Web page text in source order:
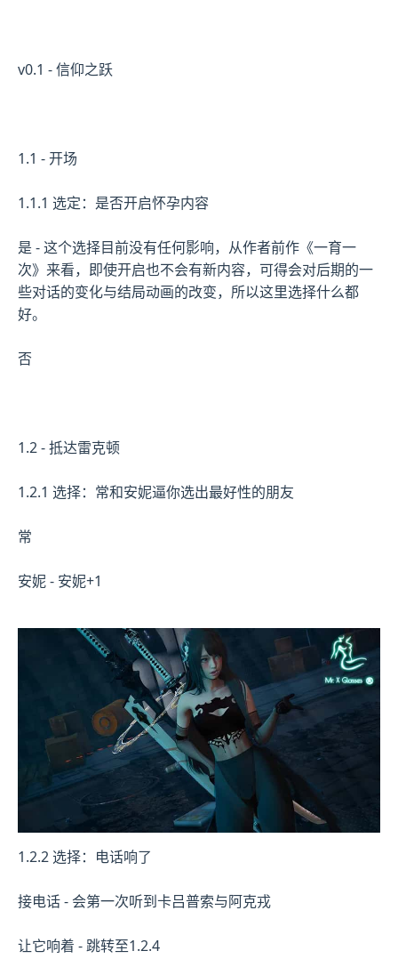
v0.1 - 信仰之跃
1.1 - 开场
1.1.1 选定：是否开启怀孕内容
是 - 这个选择目前没有任何影响，从作者前作《一育一
次》来看，即使开启也不会有新内容，可得会对后期的一
些对话的变化与结局动画的改变，所以这里选择什么都
好。
否
1.2 - 抵达雷克顿
1.2.1 选择：常和安妮逼你选出最好性的朋友
常
安妮 - 安妮+1
1.2.2 选择：电话响了
接电话 - 会第一次听到卡吕普索与阿克戎
让它响着 - 跳转至1.2.4